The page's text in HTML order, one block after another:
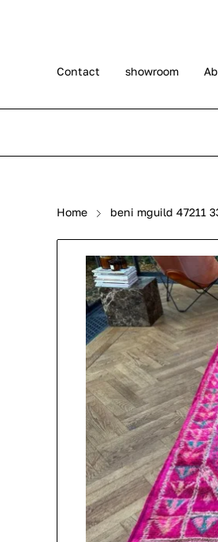
Contact showroom
Persian rugs
Rose kilim rugs
Home beni mguild 47211